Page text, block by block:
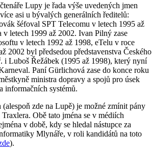
Lupy je řada výše uvedených jmen
asi u bývalých generálních ředitelů:
šéfoval SPT Telecomu v letech 1995 až
letech 1999 až 2002. Ivan Pilný zase
v letech 1992 až 1998, eTelu v roce
2002 byl předsedou představenstva Českého
i Luboš Řežábek (1995 až 1998), který nyní
Paní Gürlichová zase do konce roku
ministra dopravy a spojů pro úsek
informačních systémů.
(alespoň zde na Lupě) je možné zmínit pány
Obě tato jména se v médiích
v době, kdy se hledal nástupce za
Mlynáře, v roli kandidátů na toto
).